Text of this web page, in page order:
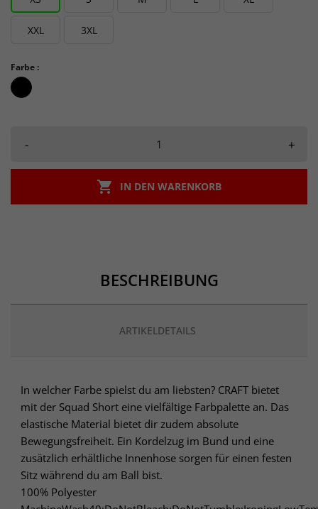
XXL 3XL
Farbe :
schwarz_schwarz
- +
 IN DEN WARENKORB
BESCHREIBUNG
ARTIKELDETAILS
In welcher Farbe spielst du am liebsten? CRAFT bietet
mit der Squad Short eine vielfältige Farbpalette an. Das
elastische Material bietet dir zudem absolute
Bewegungsfreiheit. Ein Kordelzug im Bund und eine
zusätzlich erhältliche Innenhose sorgen für einen festen
Sitz während du am Ball bist.
100% Polyester